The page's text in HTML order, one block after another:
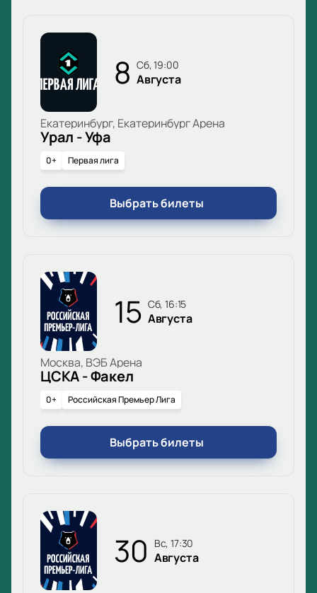
8 сб, 19:00
Августа
Екатеринбург, Екатеринбург Арена
Урал - Уфа
0+ Первая лига
Выбрать билеты
15 сб, 16:15
Августа
Москва, ВЭБ Арена
ЦСКА - Факел
0+ Российская Премьер Лига
Выбрать билеты
30 вс, 17:30
Августа